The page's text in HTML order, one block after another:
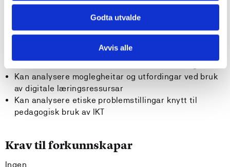
Godta utvalde
Avvis alle
med utgangspunkt i forskingsbasert kunnskap
Kan kritisk analysere problemstillingar knytt til
samspelet mellom læring, fag og IKT
forståing i bruk av IKT som reiskap for læring
Kan analysere moglegheitar og utfordingar ved bruk
av digitale læringsressursar
Kan analysere etiske problemstillingar knytt til
pedagogisk bruk av IKT
Krav til forkunnskapar
Ingen